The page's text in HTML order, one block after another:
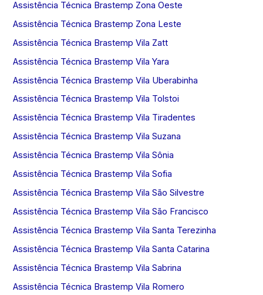
Assistência Técnica Brastemp Zona Oeste
Assistência Técnica Brastemp Zona Leste
Assistência Técnica Brastemp Vila Zatt
Assistência Técnica Brastemp Vila Yara
Assistência Técnica Brastemp Vila Uberabinha
Assistência Técnica Brastemp Vila Tolstoi
Assistência Técnica Brastemp Vila Tiradentes
Assistência Técnica Brastemp Vila Suzana
Assistência Técnica Brastemp Vila Sônia
Assistência Técnica Brastemp Vila Sofia
Assistência Técnica Brastemp Vila São Silvestre
Assistência Técnica Brastemp Vila São Francisco
Assistência Técnica Brastemp Vila Santa Terezinha
Assistência Técnica Brastemp Vila Santa Catarina
Assistência Técnica Brastemp Vila Sabrina
Assistência Técnica Brastemp Vila Romero